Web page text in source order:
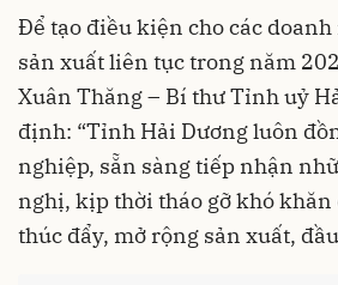
Để tạo điều kiện cho các
sản xuất liên tục trong năm
Xuân Thăng – Bí thư Tỉnh uỷ
định: “Tỉnh Hải Dương luôn
nghiệp, sẵn sàng tiếp nhận
nghị, kịp thời tháo gỡ khó
thúc đẩy, mở rộng sản xuất,